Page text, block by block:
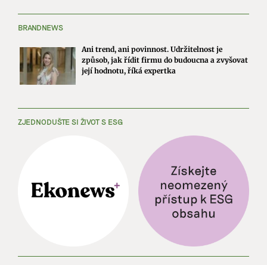
BRANDNEWS
Ani trend, ani povinnost. Udržitelnost je
způsob, jak řídit firmu do budoucna a zvyšovat
její hodnotu, říká expertka
ZJEDNODUŠTE SI ŽIVOT S ESG